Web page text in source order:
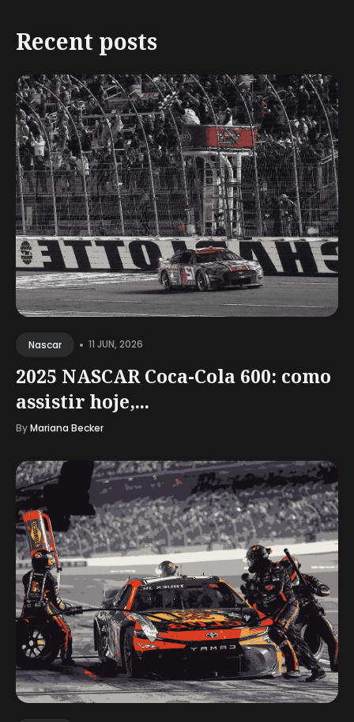
Recent posts
Nascar • 11 JUN, 2026
2025 NASCAR Coca-Cola 600: como
assistir hoje,...
ByMariana Becker